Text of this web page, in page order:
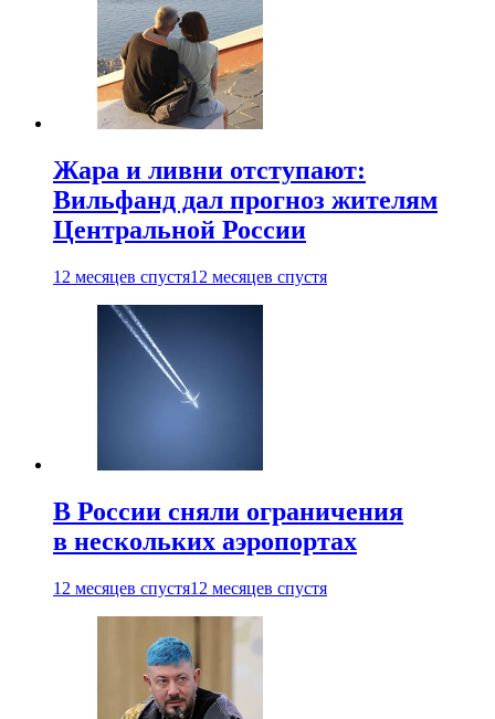
Жара и ливни отступают:
Вильфанд дал прогноз жителям
Центральной России
12 месяцев спустя12 месяцев спустя
В России сняли ограничения
в нескольких аэропортах
12 месяцев спустя12 месяцев спустя